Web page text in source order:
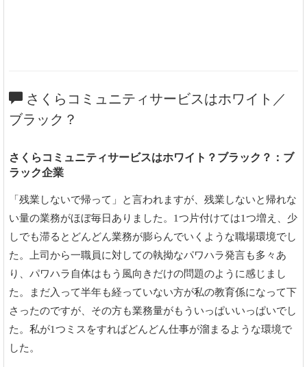
さくらコミュニティサービスはホワイト／
ブラック？
さくらコミュニティサービスはホワイト？ブラック？：ブ
ラック企業
「残業しないで帰って」と言われますが、残業しないと帰れな
い量の業務がほぼ毎日ありました。1つ片付けては1つ増え、少
しでも滞るとどんどん業務が膨らんでいくような職場環境でし
た。上司から一職員に対しての執拗なパワハラ発言も多々あ
り、パワハラ自体はもう風向きだけの問題のように感じまし
た。まだ入って半年も経っていない方が私の教育係になって下
さったのですが、その方も業務量がもういっぱいいっぱいでし
た。私が1つミスをすればどんどん仕事が溜まるような環境で
した。